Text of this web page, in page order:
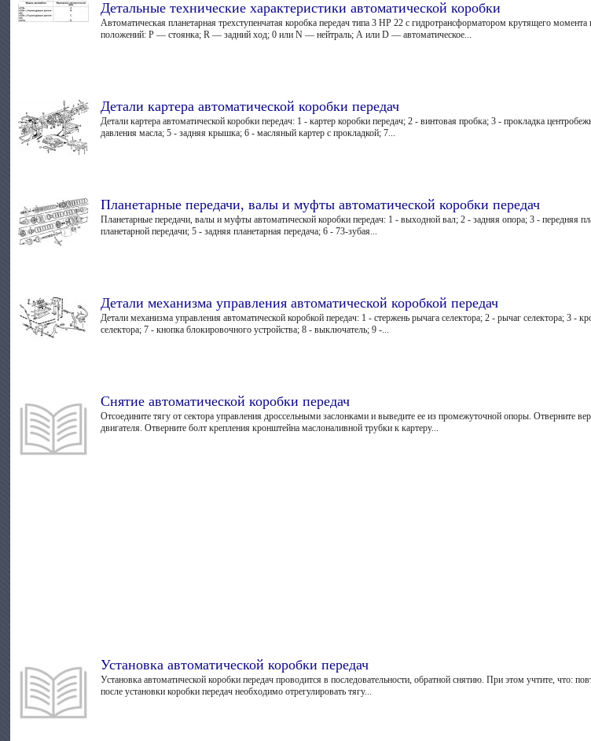
Детальные технические характеристики автоматической коробки
Автоматическая планетарная трехступенчатая коробка передач типа 3 HP 22 с гидротрансформатором крутящего
положений: Р — стоянка; R — задний ход; 0 или N — нейтраль; А или D — автоматическое...
Детали картера автоматической коробки передач
Детали картера автоматической коробки передач: 1 - картер коробки передач; 2 - винтовая пробка; 3 - прокладка
давления масла; 5 - задняя крышка; 6 - масляный картер с прокладкой; 7...
Планетарные передачи, валы и муфты автоматической коробки передач
Планетарные передачи, валы и муфты автоматической коробки передач: 1 - выходной вал; 2 - задняя опора; 3 - передняя
планетарной передачи; 5 - задняя планетарная передача; 6 - 73-зубая...
Детали механизма управления автоматической коробкой передач
Детали механизма управления автоматической коробкой передач: 1 - стержень рычага селектора; 2 - рычаг селектора; 3 -
селектора; 7 - кнопка блокировочного устройства; 8 - выключатель; 9 -...
Снятие автоматической коробки передач
Отсоедините тягу от сектора управления дроссельными заслонками и выведите ее из промежуточной опоры. Отверните
двигателя. Отверните болт крепления кронштейна маслоналивной трубки к картеру...
Установка автоматической коробки передач
Установка автоматической коробки передач проводится в последовательности, обратной снятию. При этом учтите, что:
после установки коробки передач необходимо отрегулировать тягу...